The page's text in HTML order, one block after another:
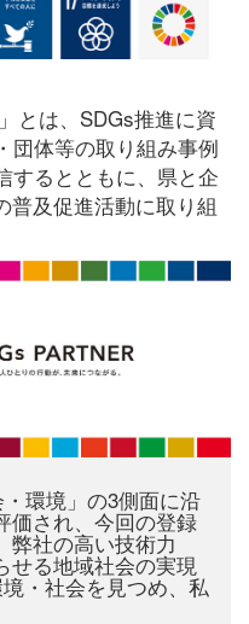
とは、SDGs推進に資
団体等の取り組み事例
するとともに、県と企
普及促進活動に取り組
環境」の3側面に沿
価され、今回の登録
弊社の高い技術力
せる地域社会の実現
・社会を見つめ、私